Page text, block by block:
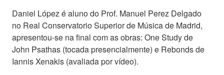
Daniel López é aluno do Prof. Manuel Perez Delgado
no Real Conservatorio Superior de Música de Madrid,
apresentou-se na final com as obras: One Study de
John Psathas (tocada presencialmente) e Rebonds de
Iannis Xenakis (avaliada por vídeo).